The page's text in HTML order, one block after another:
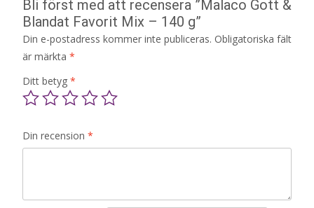
Bli först med att recensera ”Malaco Gott &
Blandat Favorit Mix – 140 g”
Din e-postadress kommer inte publiceras. Obligatoriska fält
är märkta *
Ditt betyg *
Din recension *